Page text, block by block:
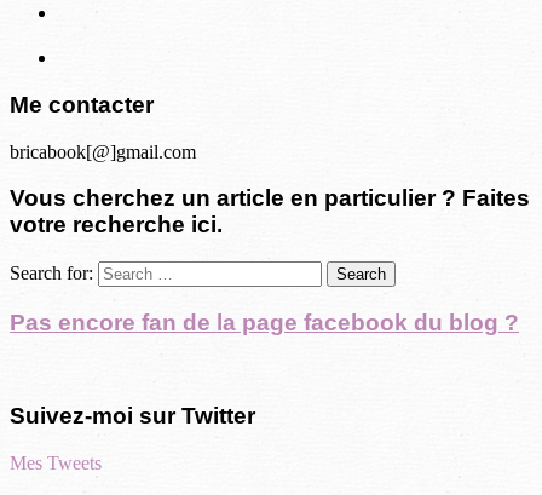
Me contacter
bricabook[@]gmail.com
Vous cherchez un article en particulier ? Faites
votre recherche ici.
Search for:
Pas encore fan de la page facebook du blog ?
Suivez-moi sur Twitter
Mes Tweets